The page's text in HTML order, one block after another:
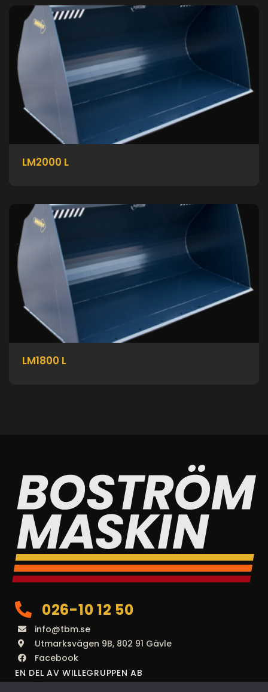
LM2000 L
LM1800 L
026-10 12 50
info@tbm.se
Utmarksvägen 9B, 802 91 Gävle
Facebook
EN DEL AV WILLEGRUPPEN AB